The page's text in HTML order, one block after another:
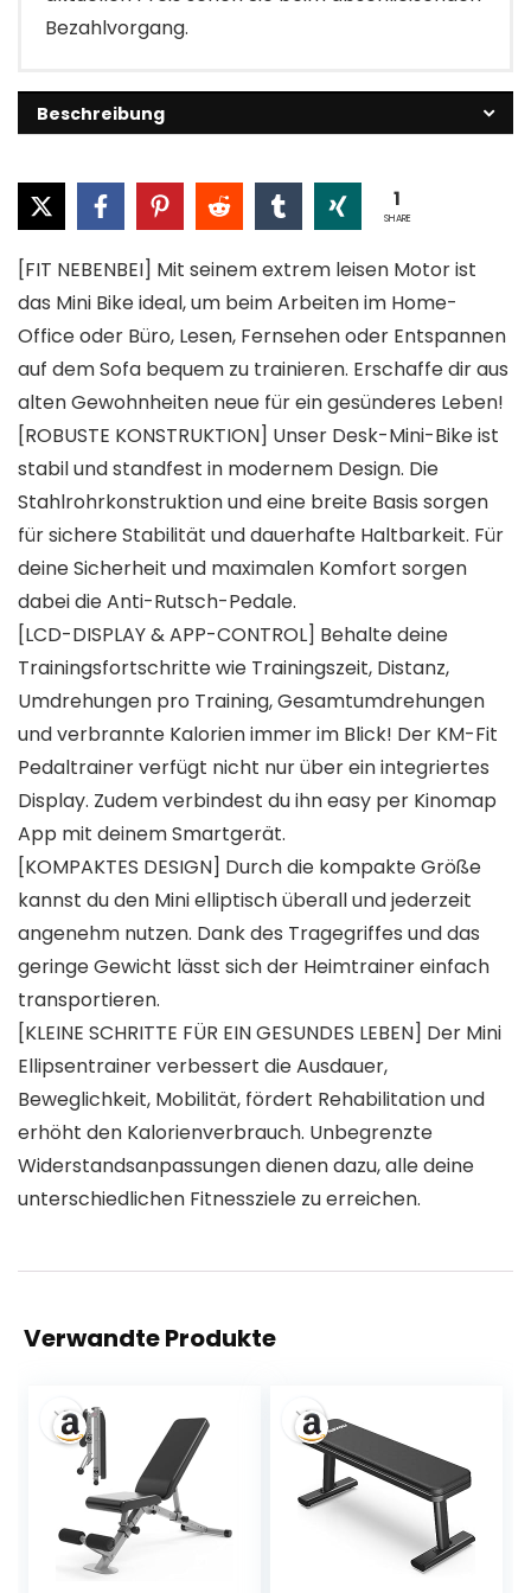
Bezahlvorgang.
Beschreibung
1
SHARE
[FIT NEBENBEI] Mit seinem extrem leisen Motor ist
das Mini Bike ideal, um beim Arbeiten im Home-
Office oder Büro, Lesen, Fernsehen oder Entspannen
auf dem Sofa bequem zu trainieren. Erschaffe dir aus
alten Gewohnheiten neue für ein gesünderes Leben!
[ROBUSTE KONSTRUKTION] Unser Desk-Mini-Bike ist
stabil und standfest in modernem Design. Die
Stahlrohrkonstruktion und eine breite Basis sorgen
für sichere Stabilität und dauerhafte Haltbarkeit. Für
deine Sicherheit und maximalen Komfort sorgen
dabei die Anti-Rutsch-Pedale.
[LCD-DISPLAY & APP-CONTROL] Behalte deine
Trainingsfortschritte wie Trainingszeit, Distanz,
Umdrehungen pro Training, Gesamtumdrehungen
und verbrannte Kalorien immer im Blick! Der KM-Fit
Pedaltrainer verfügt nicht nur über ein integriertes
Display. Zudem verbindest du ihn easy per Kinomap
App mit deinem Smartgerät.
[KOMPAKTES DESIGN] Durch die kompakte Größe
kannst du den Mini elliptisch überall und jederzeit
angenehm nutzen. Dank des Tragegriffes und das
geringe Gewicht lässt sich der Heimtrainer einfach
transportieren.
[KLEINE SCHRITTE FÜR EIN GESUNDES LEBEN] Der Mini
Ellipsentrainer verbessert die Ausdauer,
Beweglichkeit, Mobilität, fördert Rehabilitation und
erhöht den Kalorienverbrauch. Unbegrenzte
Widerstandsanpassungen dienen dazu, alle deine
unterschiedlichen Fitnessziele zu erreichen.
Verwandte Produkte